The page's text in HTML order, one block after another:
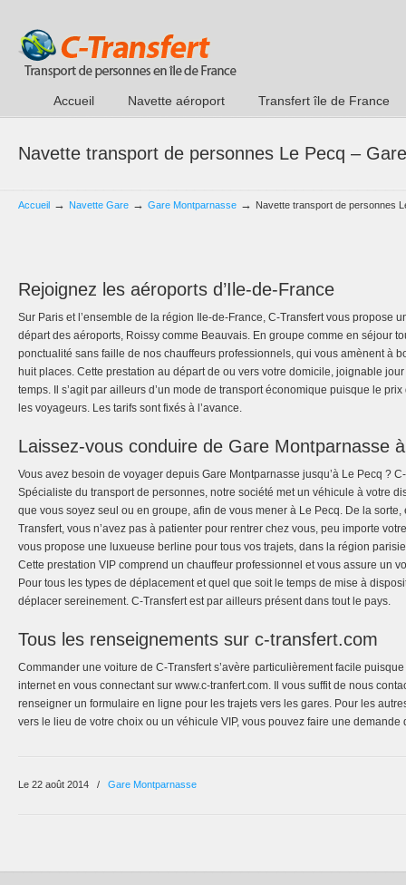
Accueil Navette aéroport Transfert île de France
Navette transport de personnes Le Pecq –
Accueil → Navette Gare → Gare Montparnasse → Navette transport de personnes
Rejoignez les aéroports d’Ile-de-France
Sur Paris et l’ensemble de la région Ile-de-France, C-Transfert vous propose
départ des aéroports, Roissy comme Beauvais. En groupe comme en séjour
ponctualité sans faille de nos chauffeurs professionnels, qui vous amènent à
huit places. Cette prestation au départ de ou vers votre domicile, joignable
temps. Il s’agit par ailleurs d’un mode de transport économique puisque le
les voyageurs. Les tarifs sont fixés à l’avance.
Laissez-vous conduire de Gare Montparnasse
Vous avez besoin de voyager depuis Gare Montparnasse jusqu’à Le Pecq ?
Spécialiste du transport de personnes, notre société met un véhicule à votre
que vous soyez seul ou en groupe, afin de vous mener à Le Pecq. De la
Transfert, vous n’avez pas à patienter pour rentrer chez vous, peu importe
vous propose une luxueuse berline pour tous vos trajets, dans la région
Cette prestation VIP comprend un chauffeur professionnel et vous assure un
Pour tous les types de déplacement et quel que soit le temps de mise à
déplacer sereinement. C-Transfert est par ailleurs présent dans tout le pays.
Tous les renseignements sur c-transfert.com
Commander une voiture de C-Transfert s’avère particulièrement facile
internet en vous connectant sur www.c-tranfert.com. Il vous suffit de nous
renseigner un formulaire en ligne pour les trajets vers les gares. Pour les
vers le lieu de votre choix ou un véhicule VIP, vous pouvez faire une demande
Le 22 août 2014 / Gare Montparnasse